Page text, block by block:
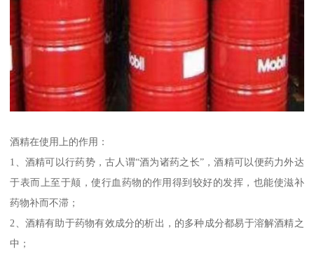
酒精在使用上的作用：
1、酒精可以行药势，古人谓“酒为诸药之长”，酒精可以便药力外达
于表而上至于颠，使行血药物的作用得到较好的发挥，也能使滋补
药物补而不滞；
2、酒精有助于药物有效成分的析出，的多种成分都易于溶解酒精之
中；